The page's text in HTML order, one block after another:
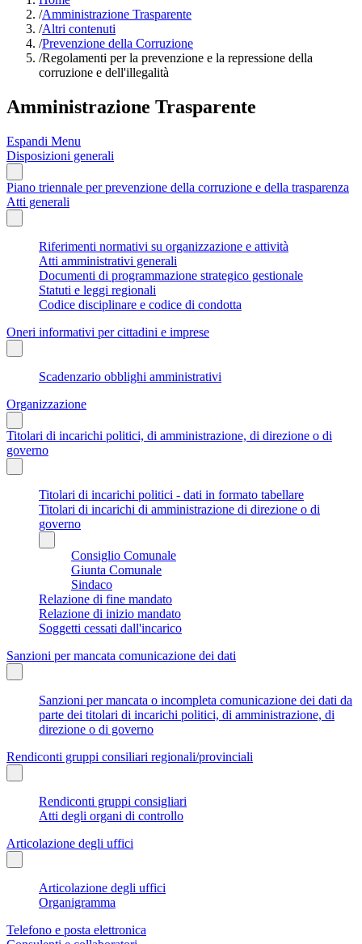
/Amministrazione Trasparente
/Altri contenuti
/Prevenzione della Corruzione
/Regolamenti per la prevenzione e la repressione della
corruzione e dell'illegalità
Amministrazione Trasparente
Espandi Menu
Disposizioni generali
Piano triennale per prevenzione della corruzione e della trasparenza
Atti generali
Riferimenti normativi su organizzazione e attività
Atti amministrativi generali
Documenti di programmazione strategico gestionale
Statuti e leggi regionali
Codice disciplinare e codice di condotta
Oneri informativi per cittadini e imprese
Scadenzario obblighi amministrativi
Organizzazione
Titolari di incarichi politici, di amministrazione, di direzione o di
governo
Titolari di incarichi politici - dati in formato tabellare
Titolari di incarichi di amministrazione di direzione o di
governo
Consiglio Comunale
Giunta Comunale
Sindaco
Relazione di fine mandato
Relazione di inizio mandato
Soggetti cessati dall'incarico
Sanzioni per mancata comunicazione dei dati
Sanzioni per mancata o incompleta comunicazione dei dati da
parte dei titolari di incarichi politici, di amministrazione, di
direzione o di governo
Rendiconti gruppi consiliari regionali/provinciali
Rendiconti gruppi consigliari
Atti degli organi di controllo
Articolazione degli uffici
Articolazione degli uffici
Organigramma
Telefono e posta elettronica